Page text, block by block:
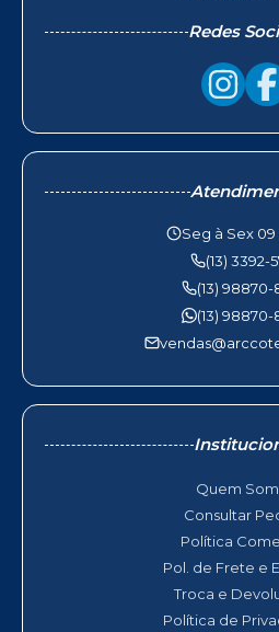
Redes
Seg à Sex 09
(13) 3392-
(13) 98870-
(13) 98870-
Quem
Consultar
Política
Pol. de Frete e
Troca e
Política de